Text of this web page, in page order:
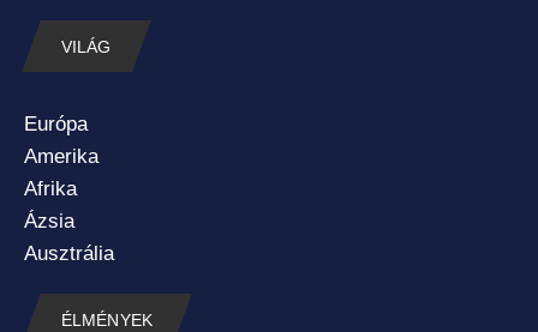
VILÁG
Európa
Amerika
Afrika
Ázsia
Ausztrália
ÉLMÉNYEK